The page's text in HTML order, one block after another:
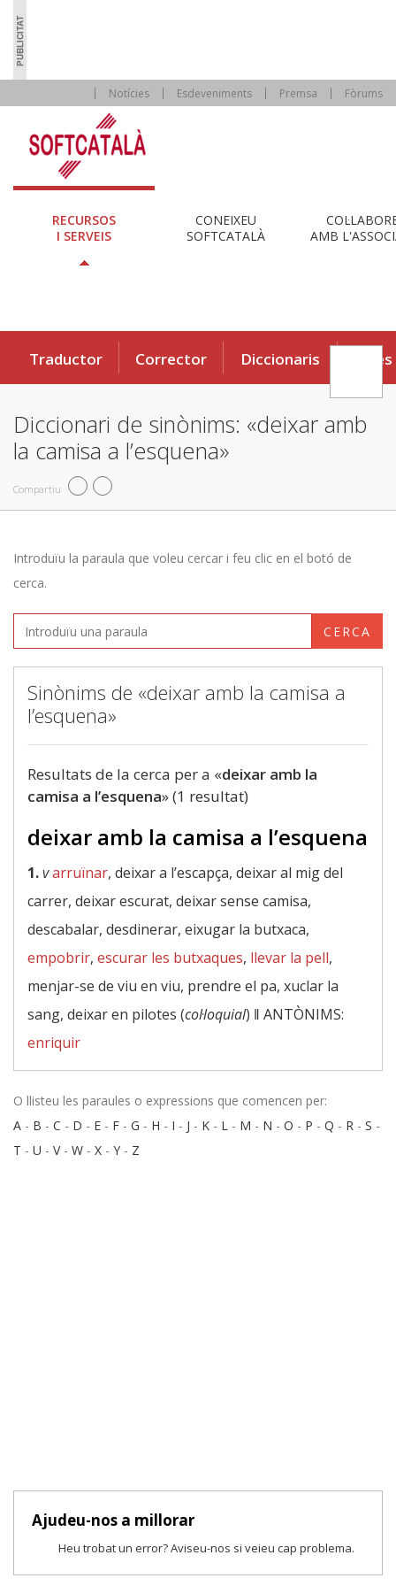
Notícies Esdeveniments Premsa Fòrums
RECURSOS
I SERVEIS
CONEIXEU
SOFTCATALÀ
AMB
Traductor Corrector Diccionaris Eines
Diccionari de sinònims: «deixar amb
la camisa a l’esquena»
Compartiu
Introduïu la paraula que voleu cercar i feu clic en el botó de
cerca.
CERCA
Sinònims de «deixar amb la camisa a
l’esquena»
Resultats de la cerca per a «deixar amb la
camisa a l’esquena» (1 resultat)
deixar amb la camisa a l’esquena
1.varruïnar, deixar a l’escapça, deixar al mig del
carrer, deixar escurat, deixar sense camisa,
descabalar, desdinerar, eixugar la butxaca,
empobrir, escurar les butxaques, llevar la pell,
menjar-se de viu en viu, prendre el pa, xuclar la
sang, deixar en pilotes (col·loquial) ‖ ANTÒNIMS:
enriquir
O llisteu les paraules o expressions que comencen per:
A - B - C - D - E - F - G - H - I - J - K - L - M - N - O - P - Q - R - S -
T - U - V- W - X - Y - Z
Ajudeu-nos a millorar
Heu trobat un error? Aviseu-nos si veieu cap problema.